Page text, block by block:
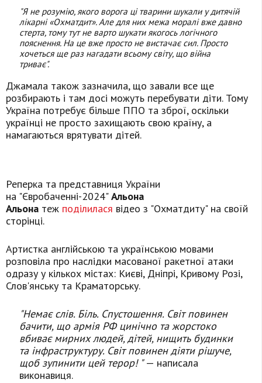
"Я не розумію, якого ворога ці тварини шукали у дитячій
лікарні «Охматдит». Але для них межа моралі вже давно
стерта, тому тут не варто шукати якогось логічного
пояснення. На це вже просто не вистачає сил. Просто
хочеться ще раз нагадати всьому світу, що війна
триває".
Джамала також зазначила, що завали все ще
розбирають і там досі можуть перебувати діти. Тому
Україна потребує більше ППО та зброї, оскільки
українці не просто захищають свою країну, а
намагаються врятувати дітей.
Реперка та представниця України
на "Євробаченні-2024"Альона
Альона теж поділилася відео з "Охматдиту" на своїй
сторінці.
Артистка англійською та українською мовами
розповіла про наслідки масованої ракетної атаки
одразу у кількох містах: Києві, Дніпрі, Кривому Розі,
Слов'янську та Краматорську.
"Немає слів. Біль. Спустошення. Світ повинен
бачити, що армія РФ цинічно та жорстоко
вбиває мирних людей, дітей, нищить будинки
та інфраструктуру. Світ повинен діяти рішуче,
щоб зупинити цей терор! "— написала
виконавиця.